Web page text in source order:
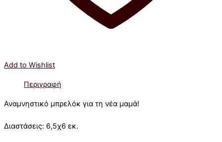
Add to Wishlist
Περιγραφή
Αναμνηστικό μπρελόκ για τη νέα μαμά!
Διαστάσεις: 6,5χ6 εκ.